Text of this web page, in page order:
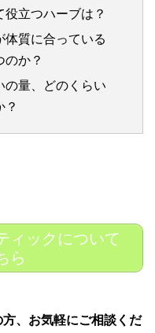
立つハーブは？
体質に合っている
のか？
の量、どのくらい
？
ックについて
ら
、お気軽にご相談くだ